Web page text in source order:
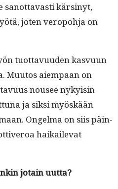
san­ot­tavasti kärsinyt,
joten veropo­h­ja on
tuot­tavu­u­den kasvu­un
Muu­tos aiem­paan on
nousee nyky­isin
ja sik­si myöskään
Ongel­ma on siis päin­
haikail­e­vat
jotain uutta?